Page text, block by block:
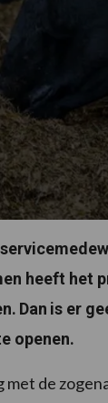
heeft het
Dan is er
openen.
de